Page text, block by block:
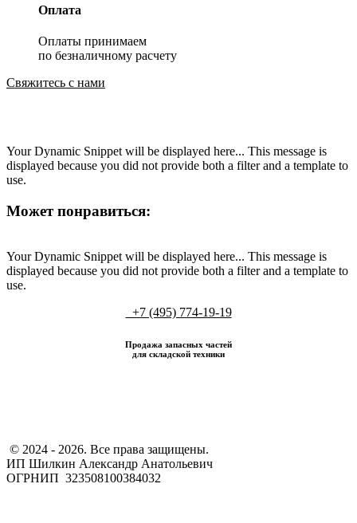
Оплата
Оплаты принимаем
по безналичному расчету
Свяжитесь с нами
Your Dynamic Snippet will be displayed here... This message is
displayed because you did not provide both a filter and a template to
use.
Может понравиться:
Your Dynamic Snippet will be displayed here... This message is
displayed because you did not provide both a filter and a template to
use.
+7 (495) 774-19-19
Продажа запасных частей
для складской техники
​ © 2024 - 2026. Все права защищены.
ИП Шилкин Александр Анатольевич
ОГРНИП 323508100384032